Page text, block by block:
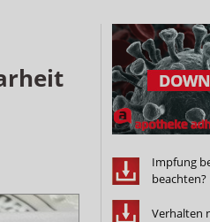
Impfung
beachten?
Verhalten